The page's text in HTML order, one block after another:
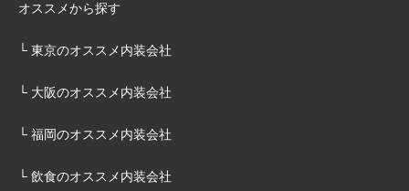
オススメから探す
└ 東京のオススメ内装会社
└ 大阪のオススメ内装会社
└ 福岡のオススメ内装会社
└ 飲食のオススメ内装会社